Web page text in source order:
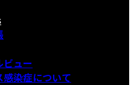
ュー
染症について